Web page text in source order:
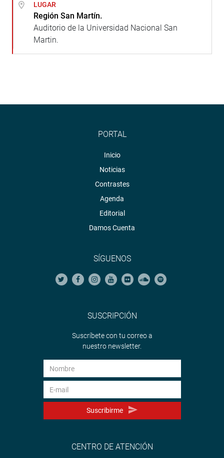
LUGAR
Región San Martín.
Auditorio de la Universidad Nacional San
Martin.
PORTAL
Inicio
Noticias
Contrastes
Agenda
Editorial
Damos Cuenta
SÍGUENOS
SUSCRIPCIÓN
Suscríbete con tu correo a
nuestro newsletter.
Suscribirme
CENTRO DE ATENCIÓN